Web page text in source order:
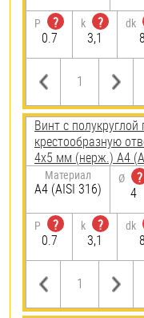
P
?
0.7
k
?
3,1
dk
8
Винт с полукруглой
крестообразную
4х5 мм (нерж.) A4
Материал
A4 (AISI 316)
Ø
?
4
P
?
0.7
k
?
3,1
dk
8